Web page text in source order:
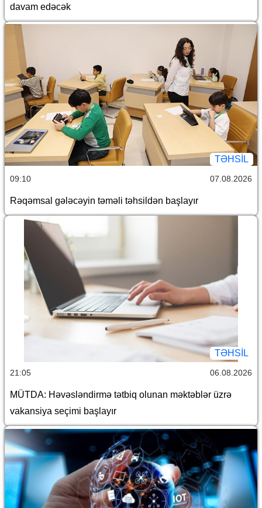
davam edəcək
TƏHSIL
09:10 07.08.2026
Rəqəmsal gələcəyin təməli təhsildən başlayır
TƏHSIL
21:05 06.08.2026
MÜTDA: Həvəsləndirmə tətbiq olunan məktəblər üzrə
vakansiya seçimi başlayır